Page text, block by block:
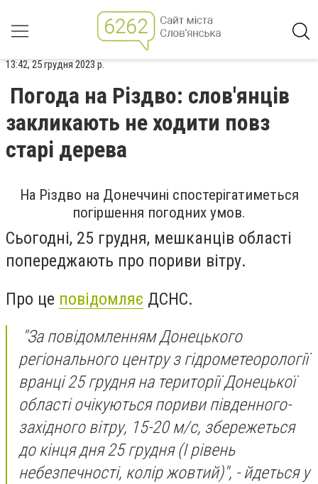
13:42, 25 грудня 2023 р.
Погода на Різдво: слов'янців
закликають не ходити повз
старі дерева
На Різдво на Донеччині спостерігатиметься
погіршення погодних умов.
Сьогодні, 25 грудня, мешканців області
попереджають про пориви вітру.
Про це повідомляє ДСНС.
"За повідомленням Донецького
регіонального центру з гідрометеорології
вранці 25 грудня на території Донецької
області очікуються пориви південного-
західного вітру, 15-20 м/с, збережеться
до кінця дня 25 грудня (I рівень
небезпечності, колір жовтий)", - йдеться у